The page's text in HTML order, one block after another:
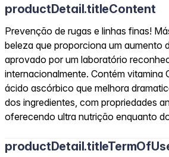
productDetail.titleContent
Prevenção de rugas e linhas finas!
beleza que proporciona um aumento
aprovado por um laboratório
internacionalmente. Contém vitamina
ácido ascórbico que melhora
dos ingredientes, com propriedades
oferecendo ultra nutrição enquanto